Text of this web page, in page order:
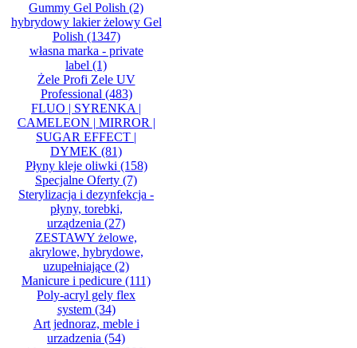
Gummy Gel Polish (2)
hybrydowy lakier żelowy Gel
Polish (1347)
własna marka - private
label (1)
Żele Profi Zele UV
Professional (483)
FLUO | SYRENKA |
CAMELEON | MIRROR |
SUGAR EFFECT |
DYMEK (81)
Płyny kleje oliwki (158)
Specjalne Oferty (7)
Sterylizacja i dezynfekcja -
płyny, torebki,
urządzenia (27)
ZESTAWY żelowe,
akrylowe, hybrydowe,
uzupełniające (2)
Manicure i pedicure (111)
Poly-acryl gely flex
system(34)
Art jednoraz, meble i
urzadzenia (54)